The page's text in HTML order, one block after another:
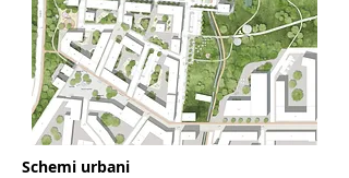
Schemi urbani